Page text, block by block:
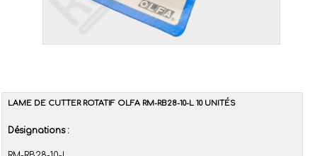
LAME DE CUTTER ROTATIF OLFA RM-RB28-10-L 10 UNITÉS
Désignations :